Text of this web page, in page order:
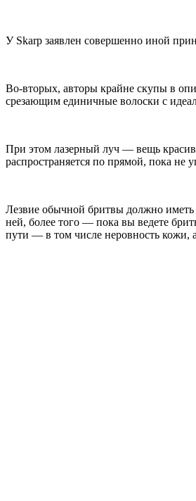
У Skarp заявлен совершенно иной
Во-вторых, авторы крайне скупы в
срезающим единичные волоски с
При этом лазерный луч — вещь
распространяется по прямой, пока не
Лезвие обычной бритвы должно иметь
ней, более того — пока вы ведете
пути — в том числе неровность кожи,